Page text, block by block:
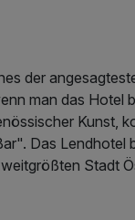
der
man das Hotel
Kunst,
Das Lendhotel
Stadt
von der 360°